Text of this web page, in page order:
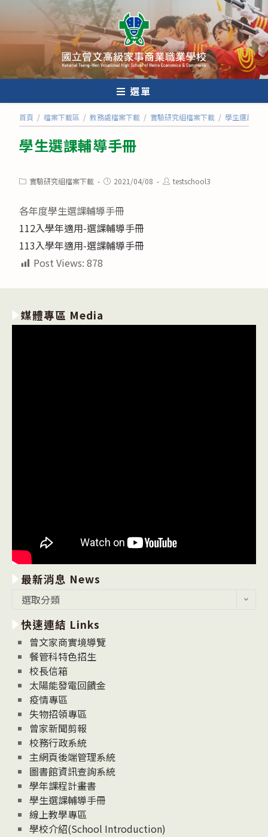
內
選單
首頁 / 檔案下載區 / 教務處檔案下載 / 實驗研究組檔案下載 / 學生選課輔
學生選課輔導手冊
Post實驗研究組檔案下載
Post2021/04/08
Posttestschool3
各年度學生選課輔導手冊
112入學年適用-選課輔導手冊
113入學年適用-選課輔導手冊
Post Views: 878
媒體專區 Media
最新消息 News
消
息
News
選取分類
快速連結 Links
曾文家商實境導覽
餐管科特色招生
校長信箱
太陽能發電回饋金
疫情專區
失物招領專區
曾家新聞剪報
校務行政系統
主網頁後端管理系統
圖書館資訊查詢系統
學年課程計畫書
學生選課輔導手冊
線上教學專區
學校介紹(School Introduction)